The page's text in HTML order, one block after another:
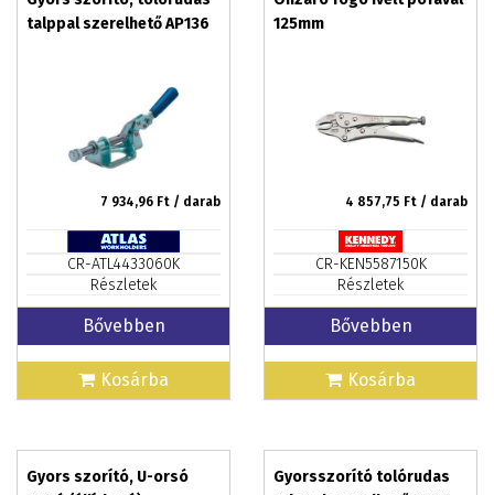
talppal szerelhető AP136
7 934,96 Ft / darab
CR-ATL4433060K
Részletek
Bővebben
Kosárba
125mm
4 857,75 Ft / darab
CR-KEN5587150K
Részletek
Bővebben
Kosárba
Gyors szorító, U-orsó
Gyorsszorító tolórudas